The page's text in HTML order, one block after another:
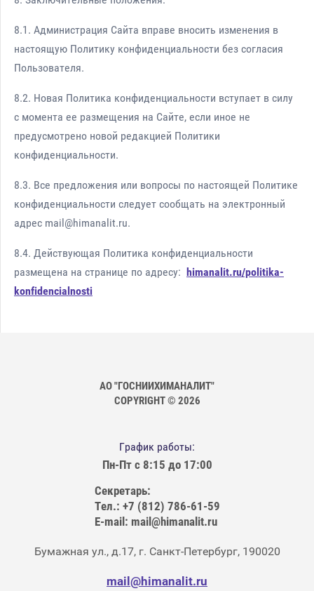
8.1. Администрация Сайта вправе вносить изменения в
настоящую Политику конфиденциальности без согласия
Пользователя.
8.2. Новая Политика конфиденциальности вступает в силу
с момента ее размещения на Сайте, если иное не
предусмотрено новой редакцией Политики
конфиденциальности.
8.3. Все предложения или вопросы по настоящей Политике
конфиденциальности следует сообщать на электронный
адрес mail@himanalit.ru.
8.4. Действующая Политика конфиденциальности
размещена на странице по адресу:
himanalit.ru/politika-
konfidencialnosti
АО "ГОСНИИХИМАНАЛИТ"
COPYRIGHT © 2026
График работы:
Пн-Пт с 8:15 до 17:00
Секретарь:
Тел.: +7 (812) 786-61-59
E-mail: mail@himanalit.ru
Бумажная ул., д.17, г. Санкт-Петербург, 190020
mail@himanalit.ru